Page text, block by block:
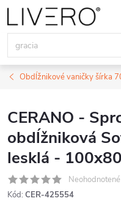
Prejsť
na
obsah
Obdĺžnikové vaničky šírka
CERANO -
obdĺžniková
lesklá -
Neohodnotené
Kód: CER-425554